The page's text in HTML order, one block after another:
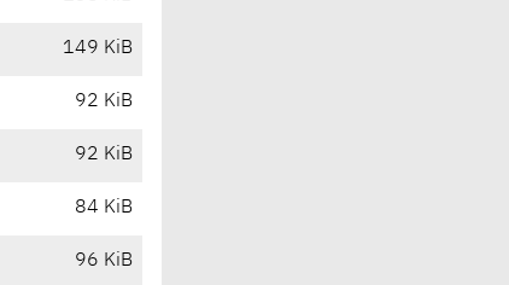
149 KiB
92 KiB
92 KiB
84 KiB
96 KiB